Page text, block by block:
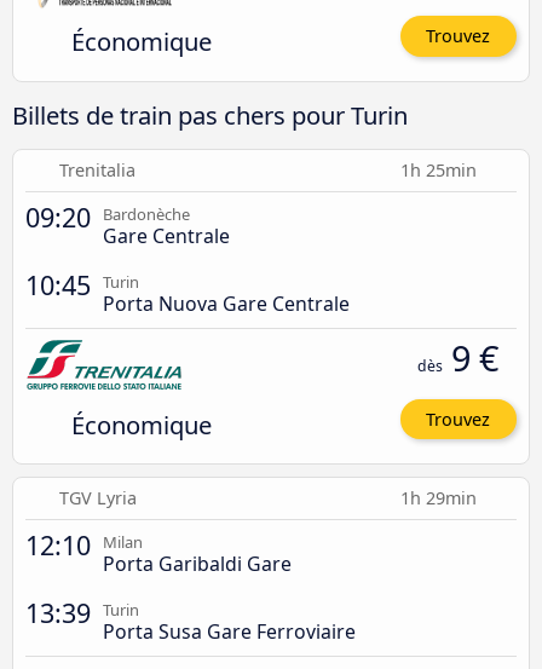
Économique Trouvez
Billets de train pas chers pour Turin
Trenitalia 1h 25min
09:20 Bardonèche
Gare Centrale
10:45 Turin
Porta Nuova Gare Centrale
Économique
dès 9 €
Trouvez
TGV Lyria 1h 29min
12:10 Milan
Porta Garibaldi Gare
13:39 Turin
Porta Susa Gare Ferroviaire